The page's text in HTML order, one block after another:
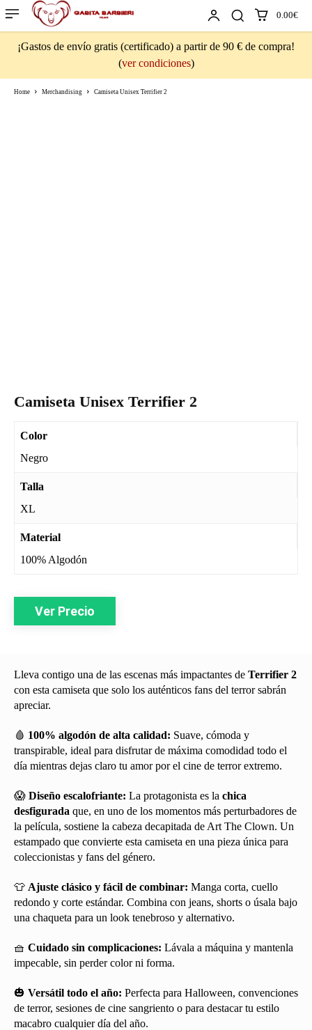
0.00€
¡Gastos de envío gratis (certificado) a partir de 90 € de compra!
(ver condiciones)
Home Merchandising Camiseta Unisex Terrifier 2
Camiseta Unisex Terrifier 2
Color
Negro
Talla
XL
Material
100% Algodón
Ver Precio
Lleva contigo una de las escenas más impactantes de Terrifier 2
con esta camiseta que solo los auténticos fans del terror sabrán
apreciar.
🩸 100% algodón de alta calidad: Suave, cómoda y
transpirable, ideal para disfrutar de máxima comodidad todo el
día mientras dejas claro tu amor por el cine de terror extremo.
😱 Diseño escalofriante: La protagonista es la chica
desfigurada que, en uno de los momentos más perturbadores de
la película, sostiene la cabeza decapitada de Art The Clown. Un
estampado que convierte esta camiseta en una pieza única para
coleccionistas y fans del género.
👕 Ajuste clásico y fácil de combinar: Manga corta, cuello
redondo y corte estándar. Combina con jeans, shorts o úsala bajo
una chaqueta para un look tenebroso y alternativo.
🧺 Cuidado sin complicaciones: Lávala a máquina y mantenla
impecable, sin perder color ni forma.
🎃 Versátil todo el año: Perfecta para Halloween, convenciones
de terror, sesiones de cine sangriento o para destacar tu estilo
macabro cualquier día del año.